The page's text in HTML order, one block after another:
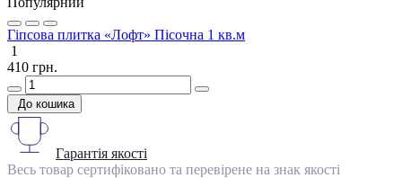
Гіпсова плитка «Лофт» Пісочна 1 кв.м
1
410 грн.
До кошика
Гарантія якості
Весь товар сертифіковано та перевірене на знак якості